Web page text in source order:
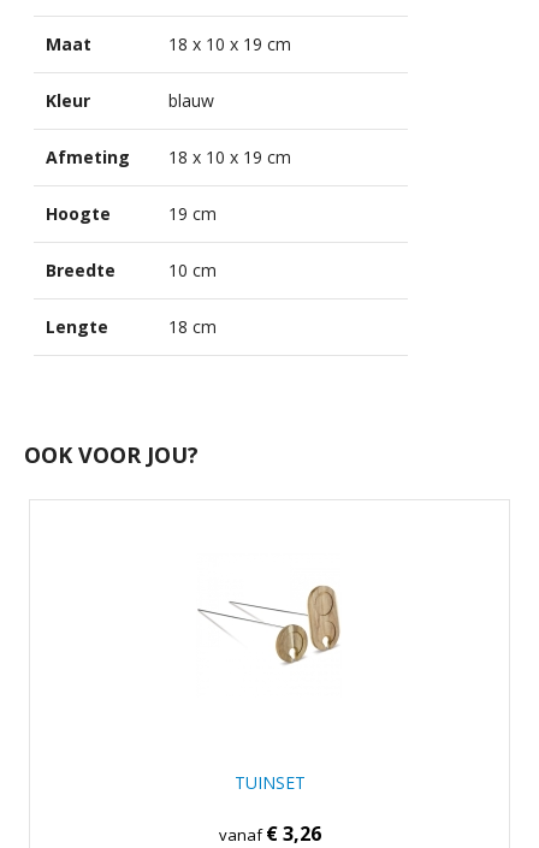
Maat 18 x 10 x 19 cm
Kleur blauw
Afmeting 18 x 10 x 19 cm
Hoogte 19 cm
Breedte 10 cm
Lengte 18 cm
OOK VOOR JOU?
TUINSET
vanaf€ 3,26